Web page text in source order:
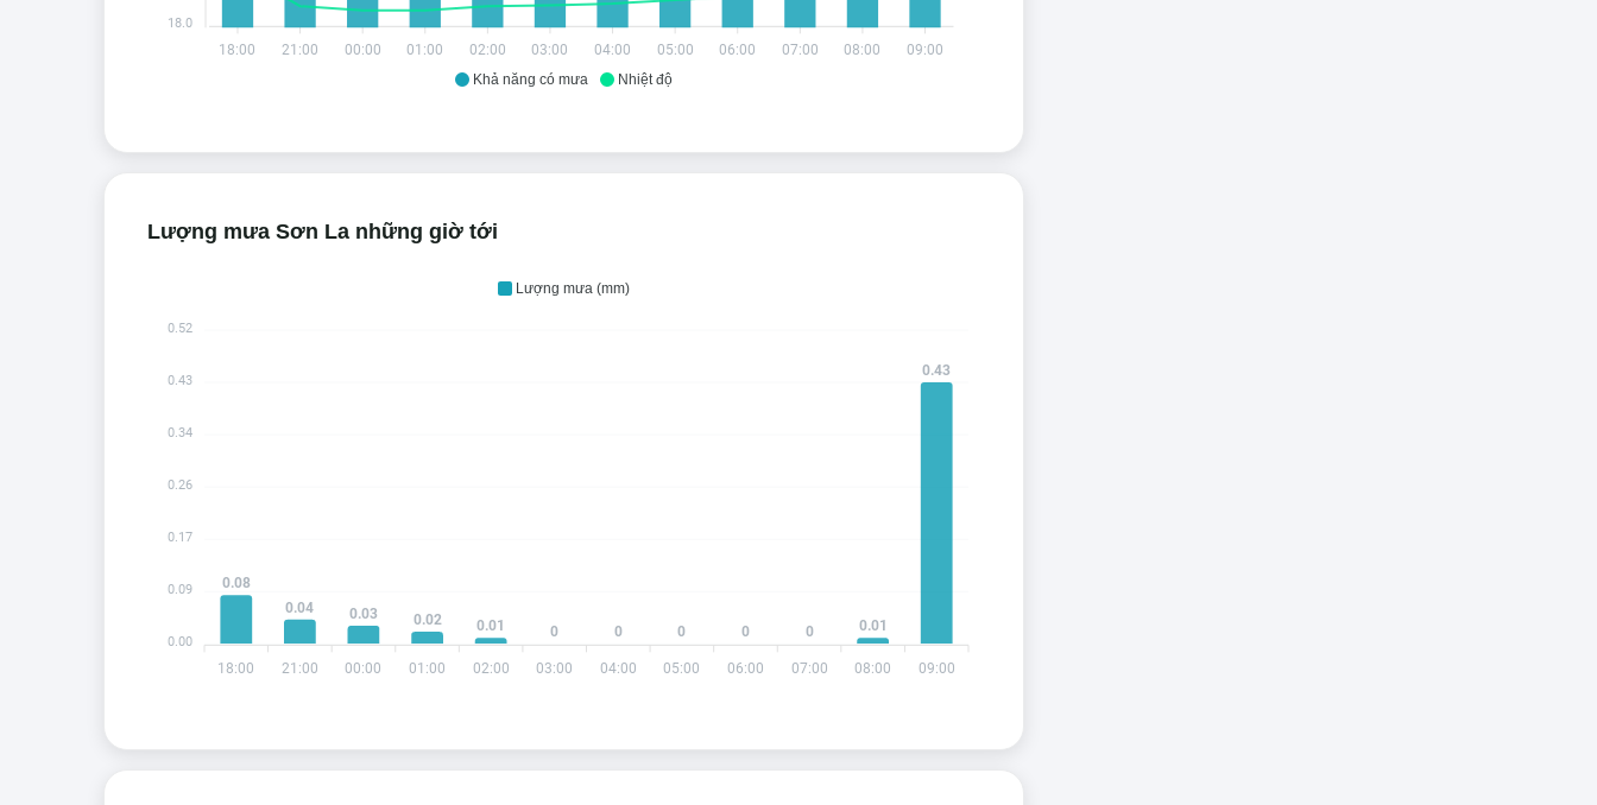
Khả năng có mưa Nhiệt độ
18:00 21:00 00:00 01:00 02:00 03:00 04:00 05:00 06:00 07:00 08:00 09:00
18.0
Lượng mưa Sơn La những giờ tới
Lượng mưa (mm)
18:00 21:00 00:00 01:00 02:00 03:00 04:00 05:00 06:00 07:00 08:00 09:00
0.08
0.04
0.03 0.02 0.01 0 0 0 0 0 0.01
0.43
0.52
0.43
0.34
0.26
0.17
0.09
0.00